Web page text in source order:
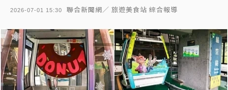
2026-07-01 15:30 聯合新聞網／ 旅遊美食站 綜合報導